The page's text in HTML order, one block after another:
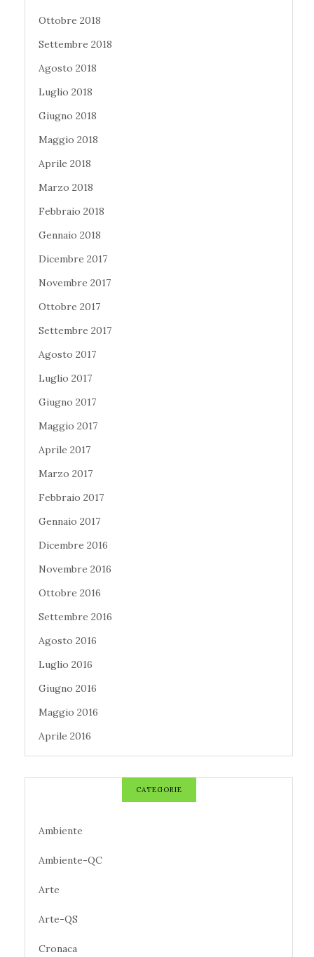
Ottobre 2018
Settembre 2018
Agosto 2018
Luglio 2018
Giugno 2018
Maggio 2018
Aprile 2018
Marzo 2018
Febbraio 2018
Gennaio 2018
Dicembre 2017
Novembre 2017
Ottobre 2017
Settembre 2017
Agosto 2017
Luglio 2017
Giugno 2017
Maggio 2017
Aprile 2017
Marzo 2017
Febbraio 2017
Gennaio 2017
Dicembre 2016
Novembre 2016
Ottobre 2016
Settembre 2016
Agosto 2016
Luglio 2016
Giugno 2016
Maggio 2016
Aprile 2016
CATEGORIE
Ambiente
Ambiente-QC
Arte
Arte-QS
Cronaca